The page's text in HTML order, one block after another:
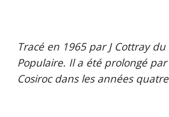
Tracé en 1965 par J Cottray
Populaire. Il a été prolongé
Cosiroc dans les années